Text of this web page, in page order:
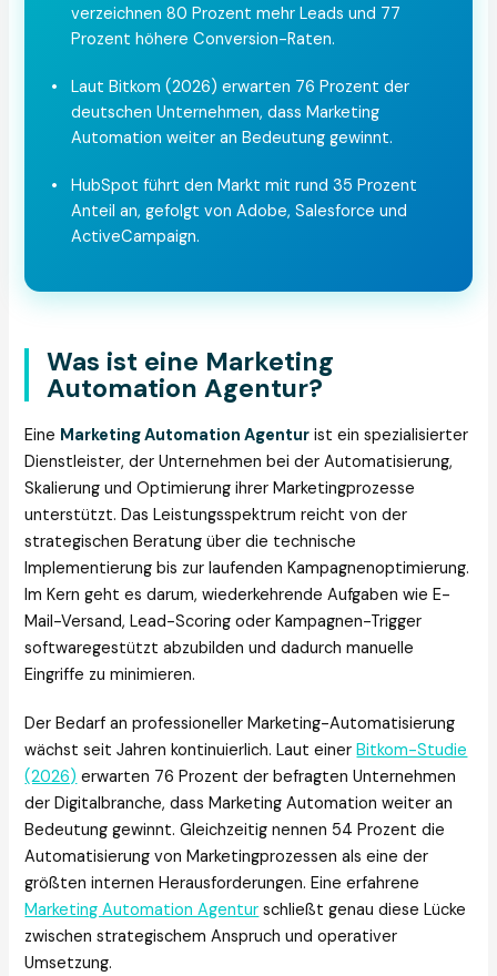
verzeichnen 80 Prozent mehr Leads und 77
Prozent höhere Conversion-Raten.
•
Laut Bitkom (2026) erwarten 76 Prozent der
deutschen Unternehmen, dass Marketing
Automation weiter an Bedeutung gewinnt.
•
HubSpot führt den Markt mit rund 35 Prozent
Anteil an, gefolgt von Adobe, Salesforce und
ActiveCampaign.
Was ist eine Marketing
Automation Agentur?
Eine Marketing Automation Agentur ist ein spezialisierter
Dienstleister, der Unternehmen bei der Automatisierung,
Skalierung und Optimierung ihrer Marketingprozesse
unterstützt. Das Leistungsspektrum reicht von der
strategischen Beratung über die technische
Implementierung bis zur laufenden Kampagnenoptimierung.
Im Kern geht es darum, wiederkehrende Aufgaben wie E-
Mail-Versand, Lead-Scoring oder Kampagnen-Trigger
softwaregestützt abzubilden und dadurch manuelle
Eingriffe zu minimieren.
Der Bedarf an professioneller Marketing-Automatisierung
wächst seit Jahren kontinuierlich. Laut einerBitkom-Studie
(2026) erwarten 76 Prozent der befragten Unternehmen
der Digitalbranche, dass Marketing Automation weiter an
Bedeutung gewinnt. Gleichzeitig nennen 54 Prozent die
Automatisierung von Marketingprozessen als eine der
größten internen Herausforderungen. Eine erfahrene
Marketing Automation Agentur schließt genau diese Lücke
zwischen strategischem Anspruch und operativer
Umsetzung.